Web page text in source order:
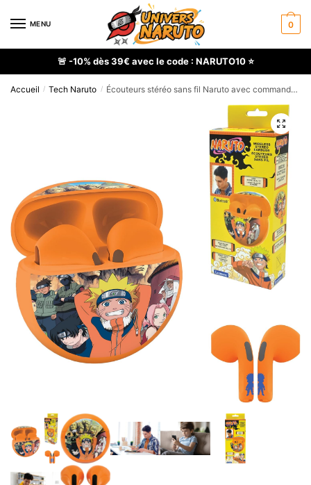
MENU 0
🚨 -10% dès 39€ avec le code : NARUTO10 ⭐
Accueil / Tech Naruto / Écouteurs stéréo sans fil Naruto avec commandes tactiles et boîtier de recharge
🔍